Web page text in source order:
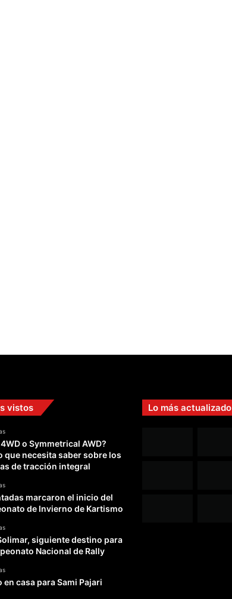
vistos
4WD o Symmetrical AWD?
que necesita saber sobre los
de tracción integral
marcaron el inicio del
de Invierno de Kartismo
siguiente destino para
Nacional de Rally
en casa para Sami Pajari
Lo más actualizado